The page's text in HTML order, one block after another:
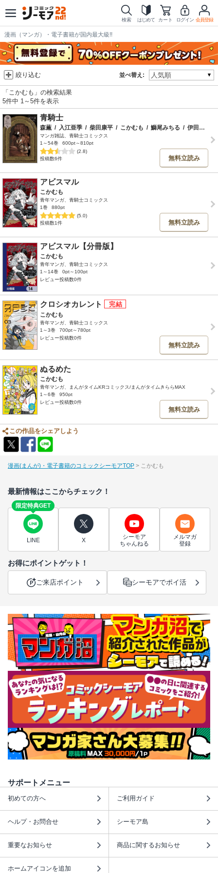
検索 はじめて カート ログイン 会員登録
漫画（マンガ）・電子書籍が国内最大級!!
並べ替え:
絞り込む
「こかむも」の検索結果
5件中 1～5件を表示
青騎士
森薫 / 入江亜季 / 柴田康平 / こかむも / 鰤尾みちる / 伊田チヨ子
マンガ雑誌、青騎士コミックス
1～54巻
600pt～810pt
(2.8)
投稿数6件
無料立読み
アビスマル
こかむも
青年マンガ、青騎士コミックス
1巻
880pt
(5.0)
投稿数1件
無料立読み
アビスマル【分冊版】
こかむも
青年マンガ、青騎士コミックス
1～14巻
0pt～100pt
レビュー投稿数0件
クロシオカレント
こかむも
青年マンガ、青騎士コミックス
1～3巻
700pt～780pt
レビュー投稿数0件
無料立読み
ぬるめた
こかむも
青年マンガ、まんがタイムKRコミックス/まんがタイムきららMAX
1～6巻
950pt
レビュー投稿数0件
無料立読み
この作品をシェアしよう
漫画(まんが)・電子書籍のコミックシーモアTOP こかむも
最新情報はここからチェック！
限定特典GET
LINE X
シーモア
ちゃんねる
メルマガ
登録
お得にポイントゲット！
ご来店ポイント シーモアでポイ活
サポートメニュー
初めての方へ ご利用ガイド
ヘルプ・お問合せ シーモア島
重要なお知らせ 商品に関するお知らせ
ホームアイコンを追加